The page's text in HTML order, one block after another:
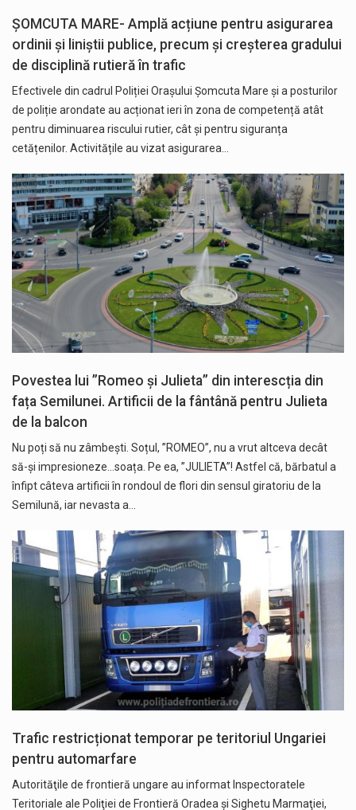
ȘOMCUTA MARE- Amplă acțiune pentru asigurarea
ordinii și liniștii publice, precum și creșterea gradului
de disciplină rutieră în trafic
Efectivele din cadrul Poliției Orașului Șomcuta Mare și a posturilor
de poliție arondate au acționat ieri în zona de competență atât
pentru diminuarea riscului rutier, cât și pentru siguranța
cetățenilor. Activitățile au vizat asigurarea…
Povestea lui ”Romeo și Julieta” din interescția din
fața Semilunei. Artificii de la fântână pentru Julieta
de la balcon
Nu poți să nu zâmbești. Soțul, ”ROMEO”, nu a vrut altceva decât
să-și impresioneze...soața. Pe ea, ”JULIETA”! Astfel că, bărbatul a
înfipt câteva artificii în rondoul de flori din sensul giratoriu de la
Semilună, iar nevasta a…
Trafic restricționat temporar pe teritoriul Ungariei
pentru automarfare
Autorităţile de frontieră ungare au informat Inspectoratele
Teritoriale ale Poliţiei de Frontieră Oradea şi Sighetu Marmaţiei,